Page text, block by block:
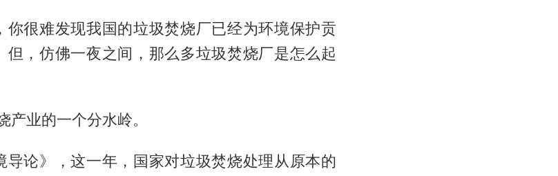
你很难发现我国的垃圾焚烧厂已经为环境保护贡
但，仿佛一夜之间，那么多垃圾焚烧厂是怎么起
业的一个分水岭。
导论》，这一年，国家对垃圾焚烧处理从原本的